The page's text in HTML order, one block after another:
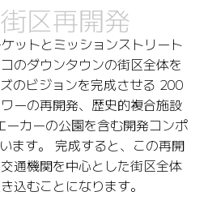
区再開発
ットとミッションストリート
のダウンタウンの街区全体を
のビジョンを完成させる 200
ーの再開発、歴史的複合施設
カーの公園を含む開発コンポ
ます。 完成すると、この再開
通機関を中心とした街区全体
込むことになります。